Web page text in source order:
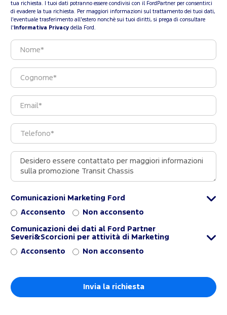
tua richiesta. I tuoi dati potranno essere condivisi con il FordPartner per consentirci
di evadere la tua richiesta. Per maggiori informazioni sul trattamento dei tuoi dati,
l'eventuale trasferimento all'estero nonchè sui tuoi diritti, si prega di consultare
l' Informativa Privacy della Ford.
Comunicazioni Marketing Ford
Acconsento Non acconsento
Comunicazioni dei dati al Ford Partner
Severi&Scorcioni per attività di Marketing
Acconsento Non acconsento